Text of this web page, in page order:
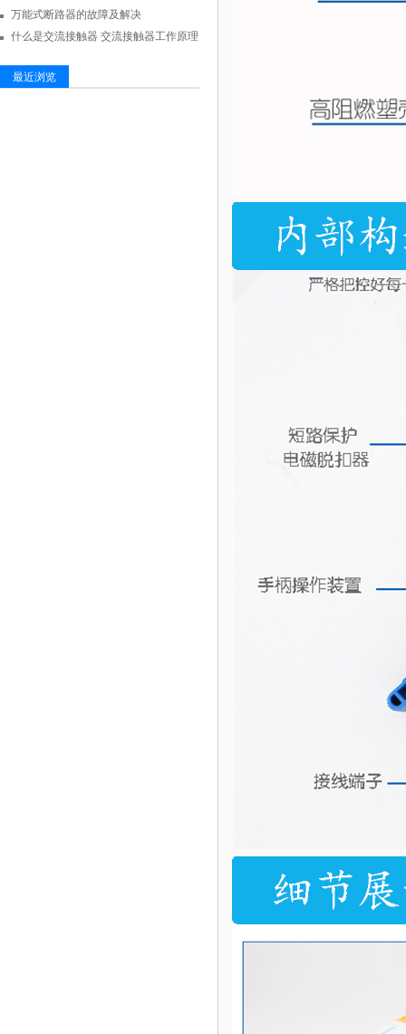
万能式断路器的故障及解决
什么是交流接触器 交流接触器工作原理
最近浏览